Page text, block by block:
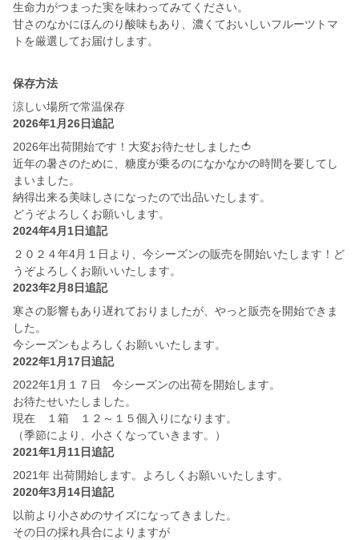
生命力がつまった実を味わってみてください。
甘さのなかにほんのり酸味もあり、濃くておいしいフルーツトマ
保存方法
涼しい場所で常温保存
2026年1月26日追記
2026年出荷開始です！大変お待たせしました🍅
近年の暑さのために、糖度が乗るのになかなかの時間を要してし
まいました。
納得出来る美味しさになったので出品いたします。
どうぞよろしくお願いします。
2024年4月1日追記
２０２４年4月１日より、今シーズンの販売を開始いたします！ど
うぞよろしくお願いいたします。
2023年2月8日追記
寒さの影響もあり遅れておりましたが、やっと販売を開始できま
した。
今シーズンもよろしくお願いいたします。
2022年1月17日追記
2022年1月１７日 今シーズンの出荷を開始します。
お待たせいたしました。
現在 １箱 １２～１５個入りになります。
（季節により、小さくなっていきます。）
2021年1月11日追記
2021年 出荷開始します。よろしくお願いいたします。
2020年3月14日追記
以前より小さめのサイズになってきました。
その日の採れ具合によりますが